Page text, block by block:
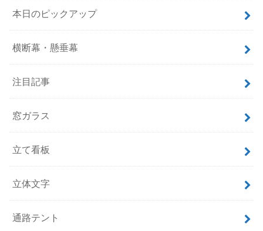
本日のピックアップ
横断幕・懸垂幕
注目記事
窓ガラス
立て看板
立体文字
通路テント